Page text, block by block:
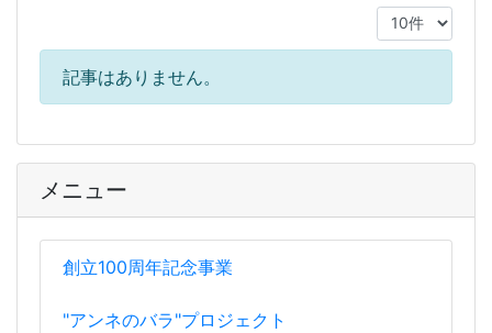
メニュー
創立100周年記念事業
"アンネのバラ"プロジェクト
記事はありません。